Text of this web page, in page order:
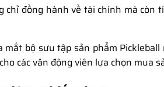
đồng hành về tài chính mà
bộ sưu tập sản phẩm
các vận động viên lựa chọn mua